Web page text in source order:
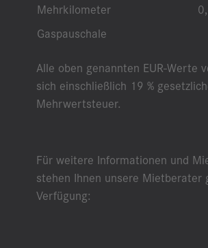
Mehrkilometer
Gaspauschale
Alle oben genannten EUR-Werte
sich einschließlich 19 %
Mehrwertsteuer.
Für weitere Informationen und
stehen Ihnen unsere Mietberater
Verfügung: